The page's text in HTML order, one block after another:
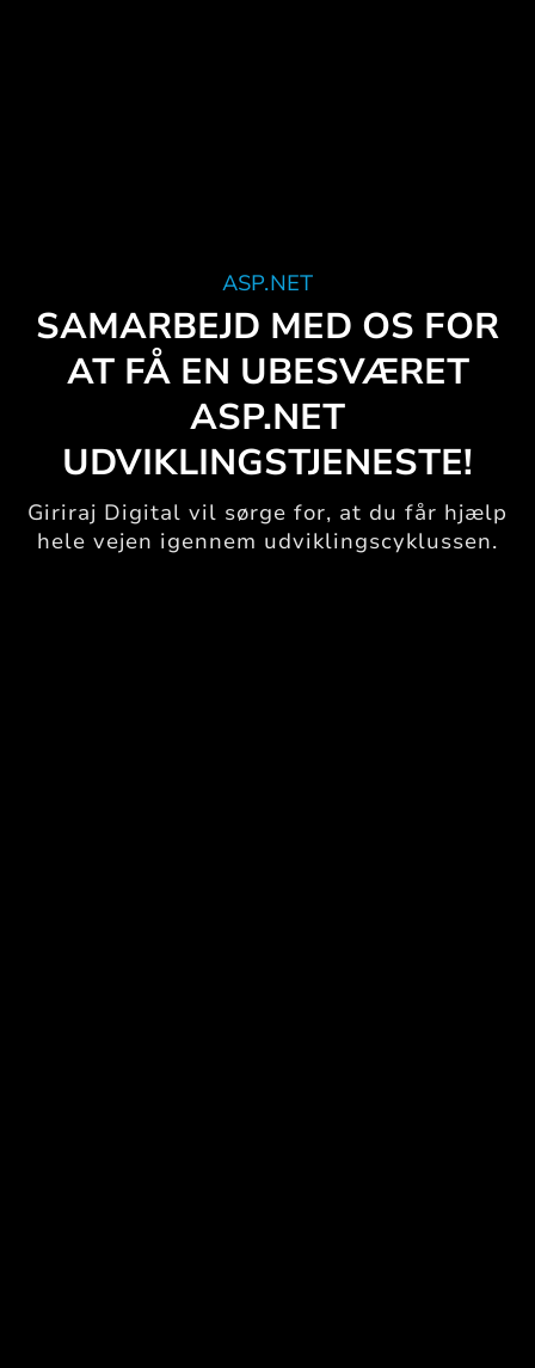
ASP.NET
SAMARBEJD MED OS FOR
AT FÅ EN UBESVÆRET
ASP.NET
UDVIKLINGSTJENESTE!
Giriraj Digital vil sørge for, at du får hjælp
hele vejen igennem udviklingscyklussen.